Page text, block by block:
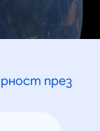
през